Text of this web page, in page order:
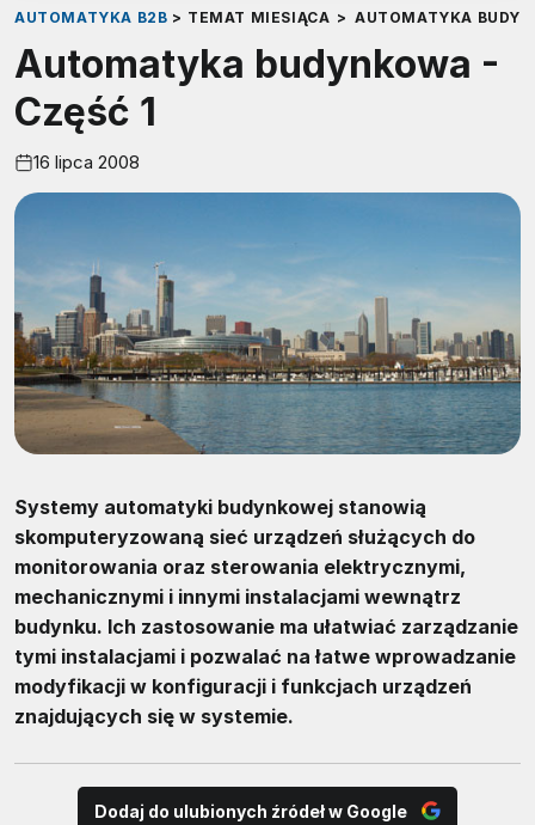
AUTOMATYKA B2B > TEMAT MIESIĄCA > AUTOMATYKA
Automatyka budynkowa -
Część 1
16 lipca 2008
Systemy automatyki budynkowej stanowią
skomputeryzowaną sieć urządzeń służących do
monitorowania oraz sterowania elektrycznymi,
mechanicznymi i innymi instalacjami wewnątrz
budynku. Ich zastosowanie ma ułatwiać zarządzanie
tymi instalacjami i pozwalać na łatwe wprowadzanie
modyfikacji w konfiguracji i funkcjach urządzeń
znajdujących się w systemie.
Dodaj do ulubionych źródeł w Google